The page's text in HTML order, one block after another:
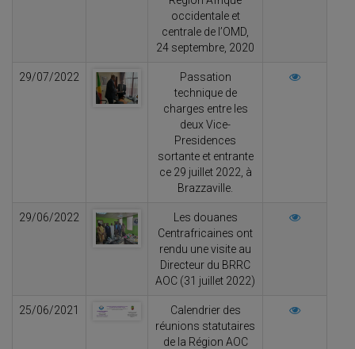
occidentale et
centrale de l’OMD,
24 septembre, 2020
29/07/2022
Passation
technique de
charges entre les
deux Vice-
Presidences
sortante et entrante
ce 29 juillet 2022, à
Brazzaville.
29/06/2022
Les douanes
Centrafricaines ont
rendu une visite au
Directeur du BRRC
AOC (31 juillet 2022)
25/06/2021
Calendrier des
réunions statutaires
de la Région AOC